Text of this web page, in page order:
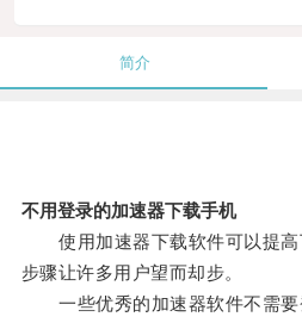
简介
不用登录的加速器下载手机
使用加速器下载软件可以提高
步骤让许多用户望而却步。
一些优秀的加速器软件不需要